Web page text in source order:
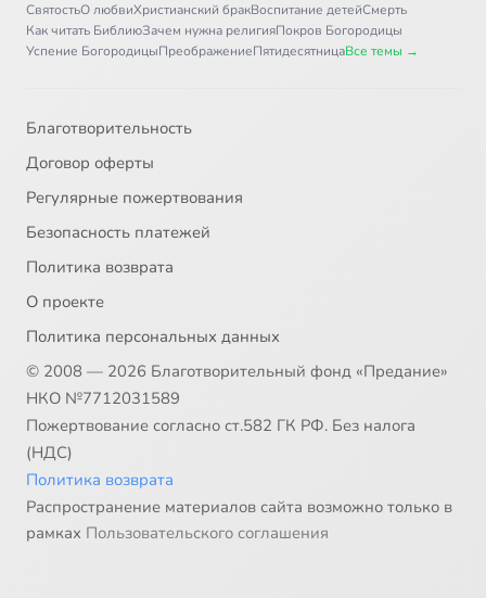
СвятостьО любвиХристианский бракВоспитание детейСмерть
Как читать БиблиюЗачем нужна религияПокров Богородицы
Успение БогородицыПреображениеПятидесятницаВсе темы →
Благотворительность
Договор оферты
Регулярные пожертвования
Безопасность платежей
Политика возврата
О проекте
Политика персональных данных
© 2008 — 2026 Благотворительный фонд «Предание»
НКО №7712031589
Пожертвование согласно ст.582 ГК РФ. Без налога
(НДС)
Политика возврата
Распространение материалов сайта возможно только в
рамках Пользовательского соглашения